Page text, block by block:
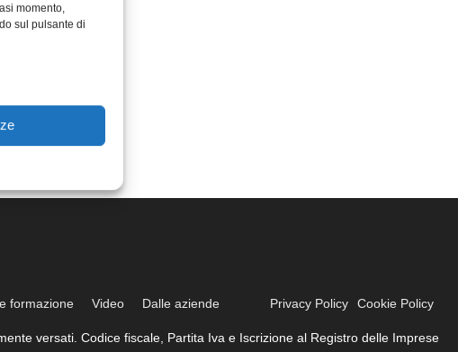
momento,
sul pulsante di
formazione Video Dalle aziende Privacy Policy Cookie Policy
versati. Codice fiscale, Partita Iva e Iscrizione al Registro delle Imprese